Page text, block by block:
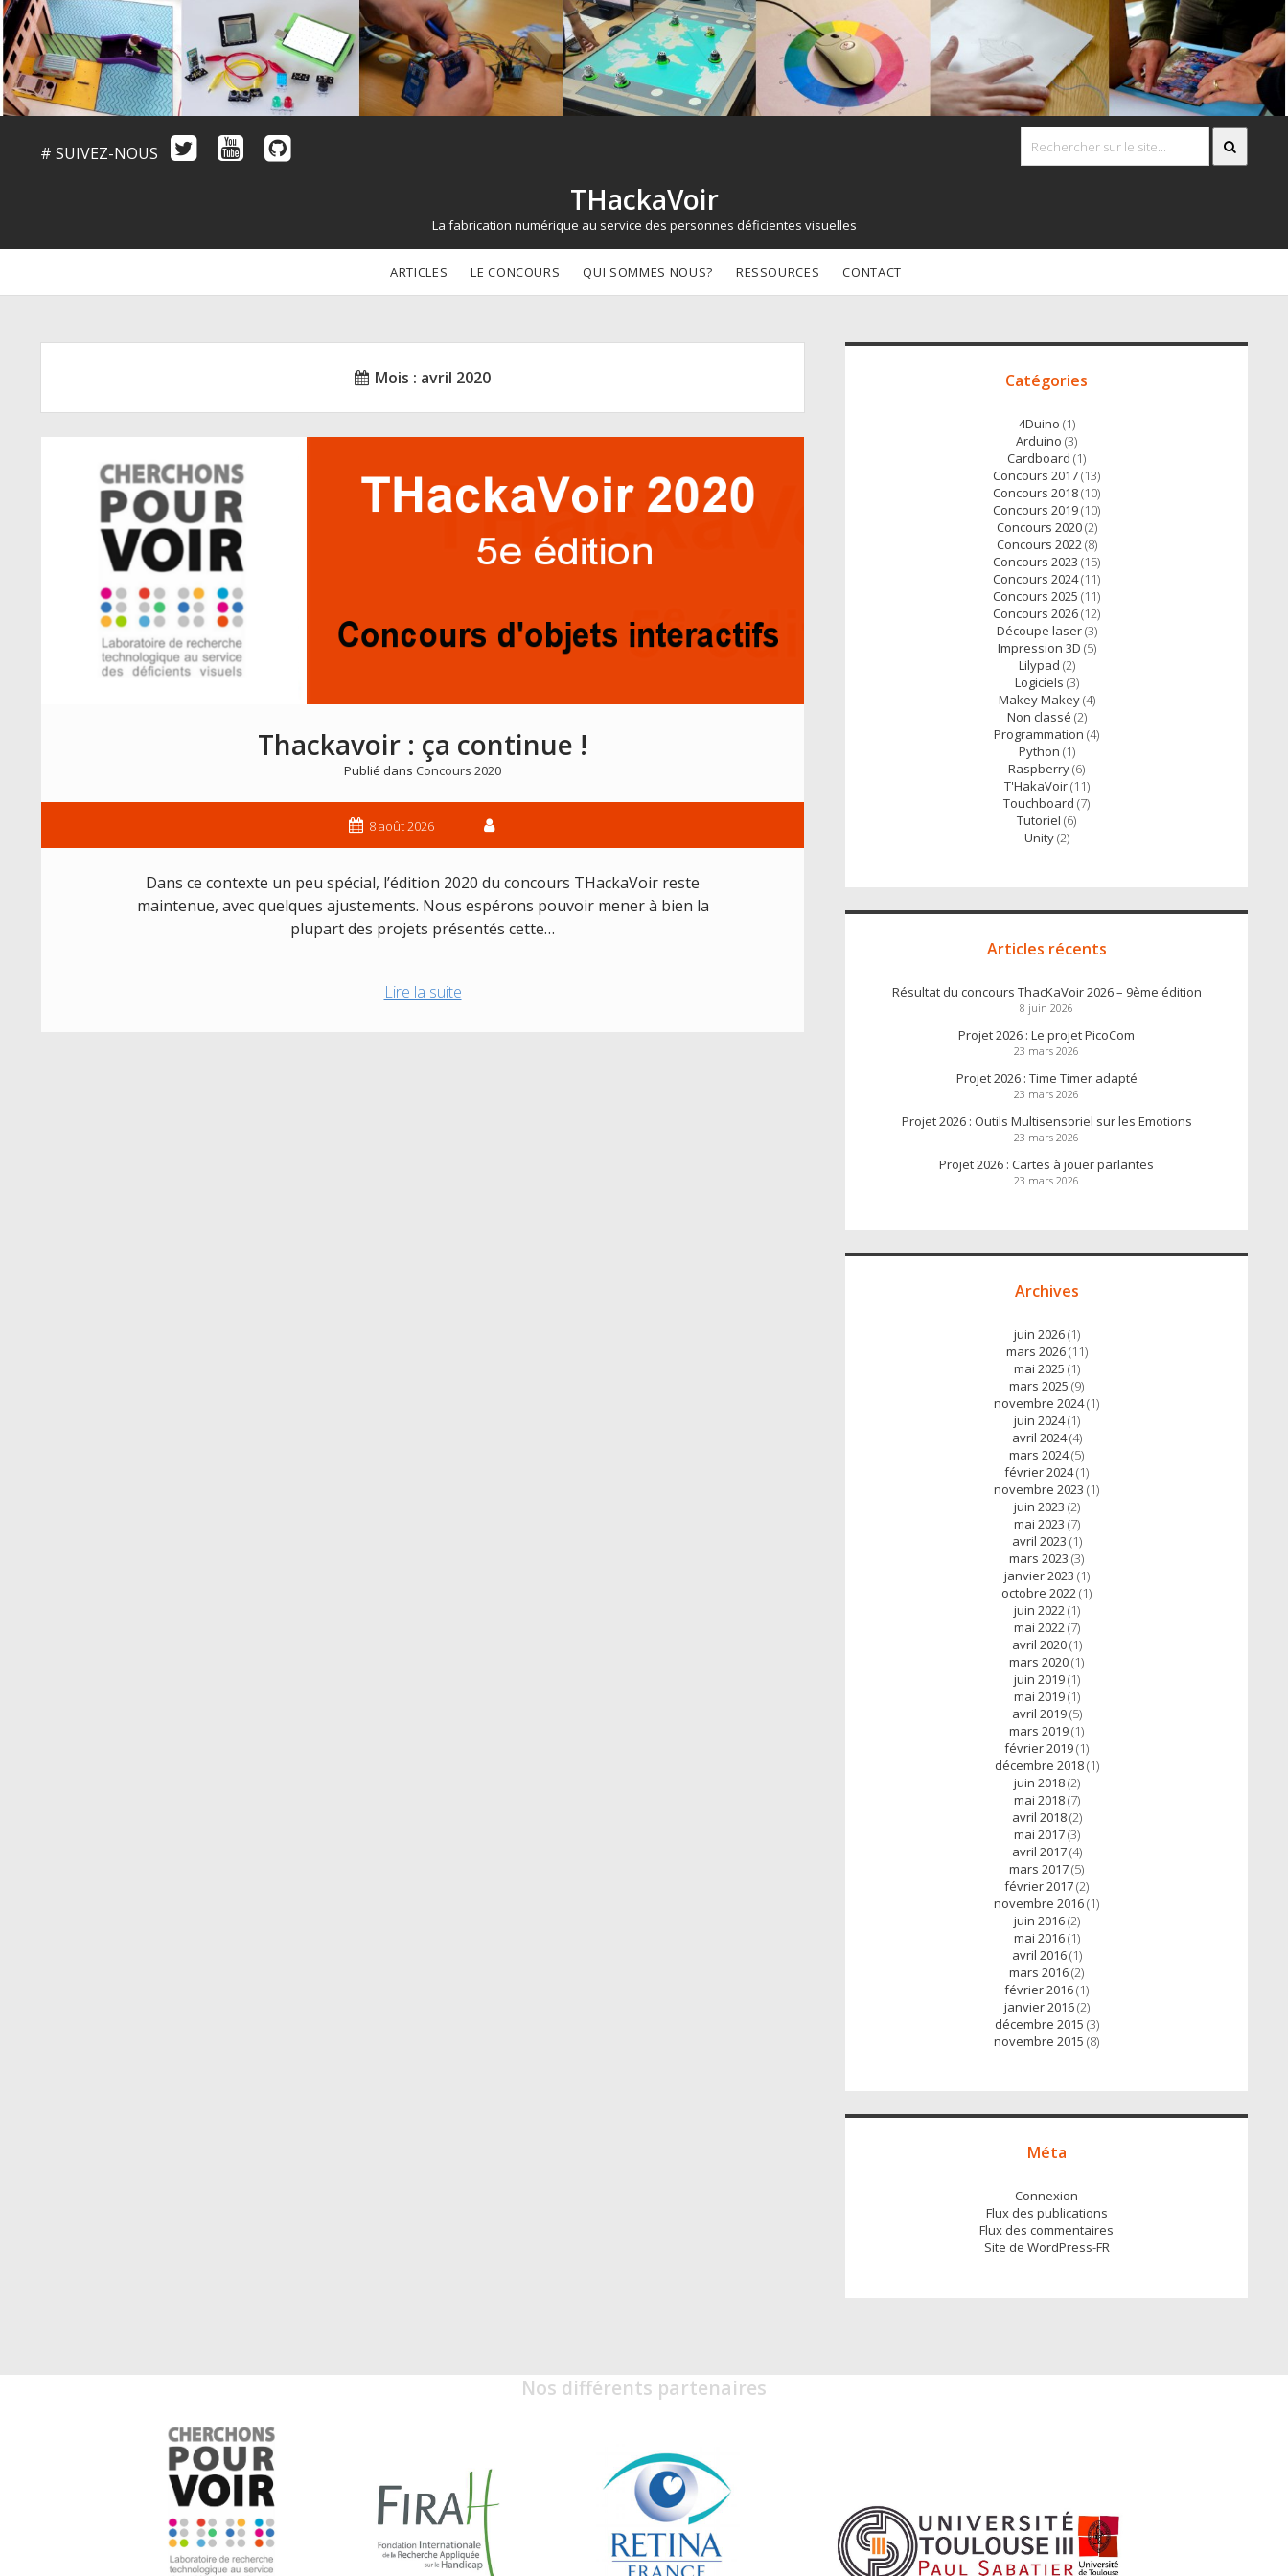
# SUIVEZ-NOUS
THackaVoir
La fabrication numérique au service des personnes déficientes visuelles
ARTICLES LE CONCOURS QUI SOMMES NOUS? RESSOURCES CONTACT
Mois : avril 2020
Thackavoir : ça continue !
Publié dans Concours 2020
8 août 2026
Dans ce contexte un peu spécial, l’édition 2020 du concours THackaVoir reste
maintenue, avec quelques ajustements. Nous espérons pouvoir mener à bien la
plupart des projets présentés cette…
Lire la suiteThackavoir
Accès
Catégories
4Duino (1)
Arduino (3)
Cardboard (1)
Concours 2017(13)
Concours 2018(10)
Concours 2019(10)
Concours 2020(2)
Concours 2022(8)
Concours 2023 (15)
Concours 2024(11)
Concours 2025 (11)
Concours 2026(12)
Découpe laser(3)
Impression 3D (5)
Lilypad (2)
Logiciels (3)
Makey Makey(4)
Non classé (2)
Programmation (4)
Python (1)
Raspberry(6)
T'HakaVoir(11)
Touchboard (7)
Tutoriel (6)
Unity(2)
Articles récents
Résultat du concours ThacKaVoir 2026 – 9ème édition
8 juin 2026
Projet 2026 : Le projet PicoCom
23 mars 2026
Projet 2026 : Time Timer adapté
23 mars 2026
Projet 2026 : Outils Multisensoriel sur les Emotions
23 mars 2026
Projet 2026 : Cartes à jouer parlantes
23 mars 2026
Archives
juin 2026(1)
mars 2026(11)
mai 2025 (1)
mars 2025 (9)
novembre 2024(1)
juin 2024(1)
avril 2024(4)
mars 2024(5)
février 2024(1)
novembre 2023 (1)
juin 2023 (2)
mai 2023 (7)
avril 2023 (1)
mars 2023 (3)
janvier 2023 (1)
octobre 2022(1)
juin 2022(1)
mai 2022(7)
avril 2020(1)
mars 2020(1)
juin 2019(1)
mai 2019(1)
avril 2019(5)
mars 2019(1)
février 2019(1)
décembre 2018(1)
juin 2018(2)
mai 2018(7)
avril 2018(2)
mai 2017(3)
avril 2017(4)
mars 2017(5)
février 2017(2)
novembre 2016(1)
juin 2016(2)
mai 2016(1)
avril 2016(1)
mars 2016(2)
février 2016(1)
janvier 2016(2)
décembre 2015 (3)
novembre 2015 (8)
Méta
Connexion
Flux des publications
Flux des commentaires
Site de WordPress-FR
Nos différents partenaires